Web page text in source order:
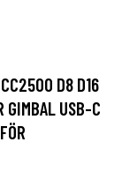
D8 D16
GIMBAL USB-C